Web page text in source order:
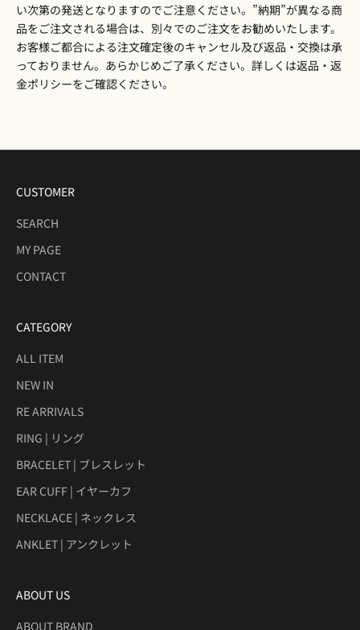
い次第の発送となりますのでご注意ください。”納期”が異なる商
品をご注文される場合は、別々でのご注文をお勧めいたします。
お客様ご都合による注文確定後のキャンセル及び返品・交換は承
っておりません。あらかじめご了承ください。詳しくは返品・返
金ポリシーをご確認ください。
CUSTOMER
SEARCH
MY PAGE
CONTACT
CATEGORY
ALL ITEM
NEW IN
RE ARRIVALS
RING | リング
BRACELET | ブレスレット
EAR CUFF | イヤーカフ
NECKLACE | ネックレス
ANKLET | アンクレット
ABOUT US
ABOUT BRAND